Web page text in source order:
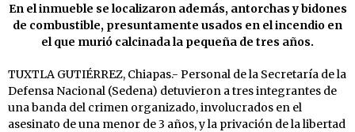
En el inmueble se localizaron además, antorchas y bidones
de combustible, presuntamente usados en el incendio en
el que murió calcinada la pequeña de tres años.
TUXTLA GUTIÉRREZ, Chiapas.- Personal de la Secretaría de la
Defensa Nacional (Sedena) detuvieron a tres integrantes de
una banda del crimen organizado, involucrados en el
asesinato de una menor de 3 años, y la privación de la libertad